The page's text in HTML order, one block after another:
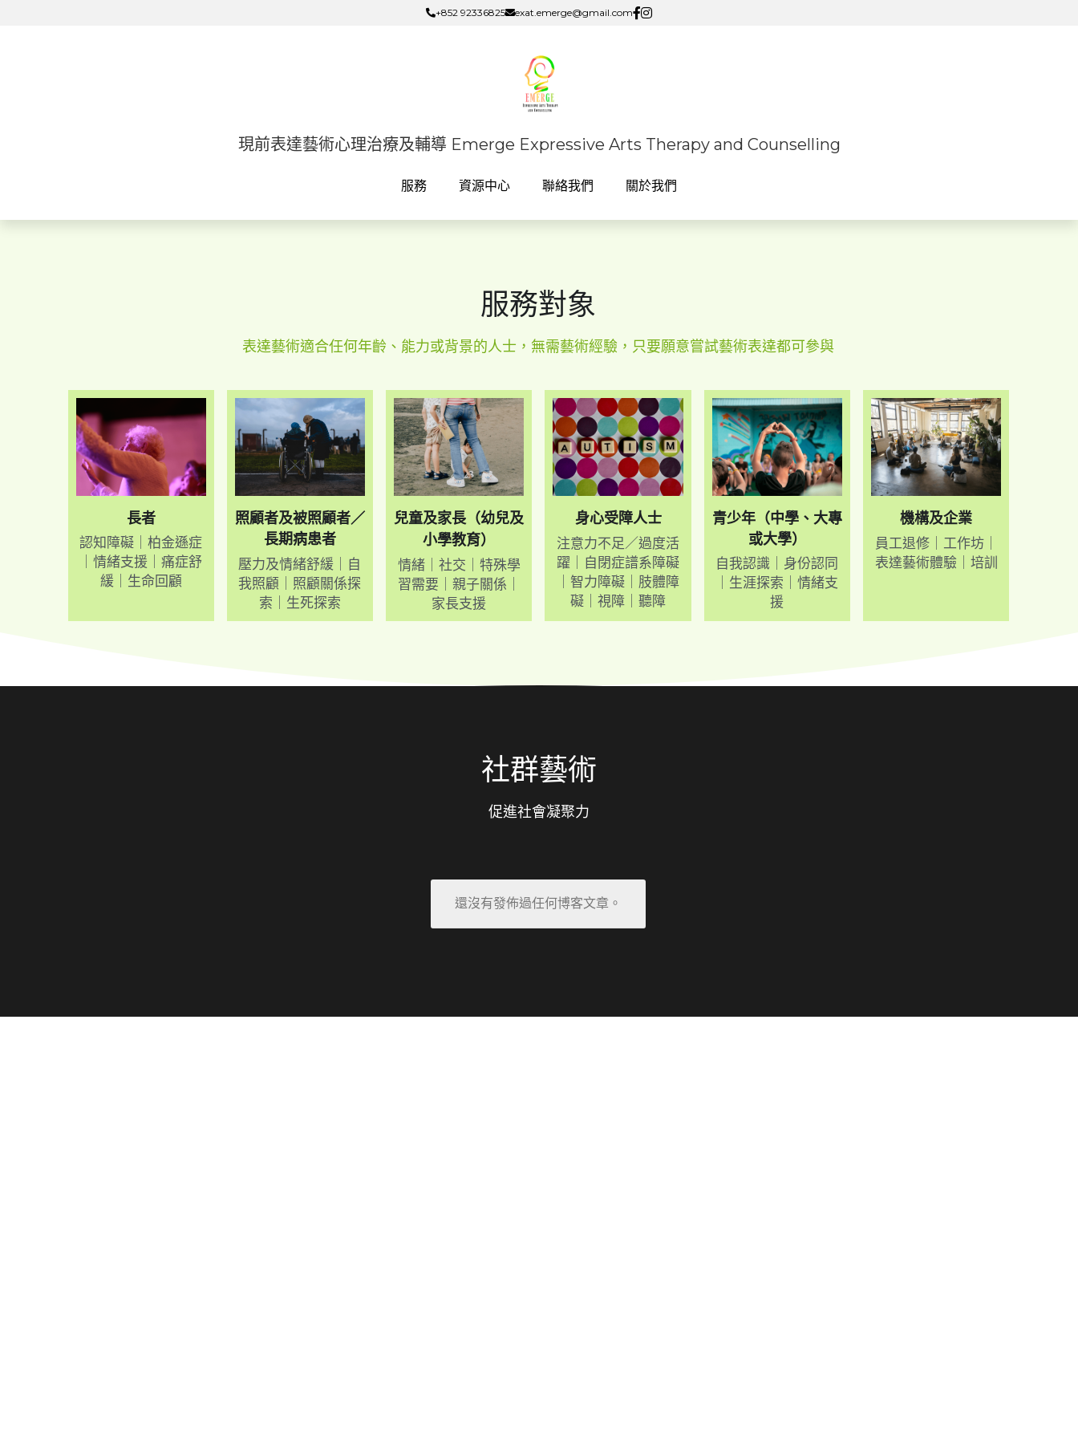
+852 92336825 exat.emerge@gmail.com
現前表達藝術心理治療及輔導 Emerge Expressive Arts Therapy and Counselling
服務 資源中心 聯絡我們 關於我們
+852 92336825 exat.emerge@gmail.com
現前表達藝術心理治療及輔導 Emerge Expressive Arts Therapy and Counselling
服務 資源中心 聯絡我們 關於我們
服務對象
表達藝術適合任何年齡、能力或背景的人士，無需藝術經驗，只要願意嘗試藝術表達都可參與
長者
認知障礙｜柏金遜症
｜情緒支援 ｜痛症舒
緩｜ 生命回顧
照顧者及被照顧者／
長期病患者
壓力及情緒舒緩
自
我照顧
照顧關係探
索 ｜生死探索
兒童及家長（幼兒及
小學教育）
情緒｜社交｜特殊學
習需要｜親子關係｜
家長支援
身心受障人士
注意力不足／過度活
躍｜自閉症譜系障礙
｜智力障礙｜肢體障
礙｜視障｜聽障
青少年（中學、大專
或大學）
自我認識｜身份認同
｜生涯探索｜情緒支
援
機構及企業
員工退修｜工作坊｜
表達藝術體驗｜培訓
社群藝術
促進社會凝聚力
還沒有發佈過任何博客文章。